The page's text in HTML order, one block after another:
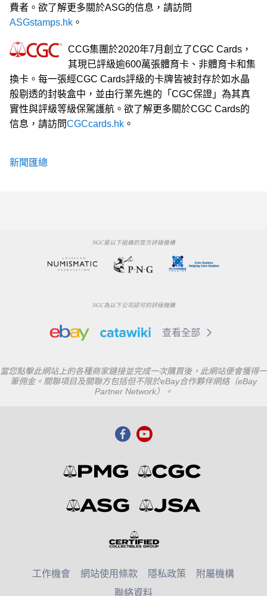
費者。欲了解更多關於ASG的信息，請訪問
ASGstamps.hk 。
CCG集團於2020年7月創立了CGC Cards，
其現已評級逾600萬張體育卡、非體育卡和集
換卡。每一張經CGC Cards評級的卡牌皆被封存於如水晶
般剔透的封裝盒中，並由行業先進的「CGC保證」為其真
實性與評級等級保駕護航。欲了解更多關於CGC Cards的
信息，請訪問CGCcards.hk 。
新聞匯總
NGC是以下組織的官方評級機構
NGC為以下公司認可的評級機購
查看全部
當您點擊此網站上的各種商家鏈接並完成一次購買後，此網站便會獲得一
筆佣金。關聯項目及關聯方包括但不限於eBay合作夥伴網絡（eBay
Partner Network）。
工作機會 網站使用條款 隱私政策
附屬機構
聯絡資料